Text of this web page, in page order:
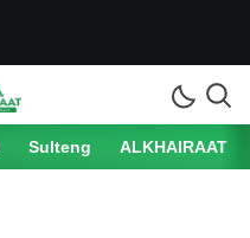
Sulteng ALKHAIRAAT